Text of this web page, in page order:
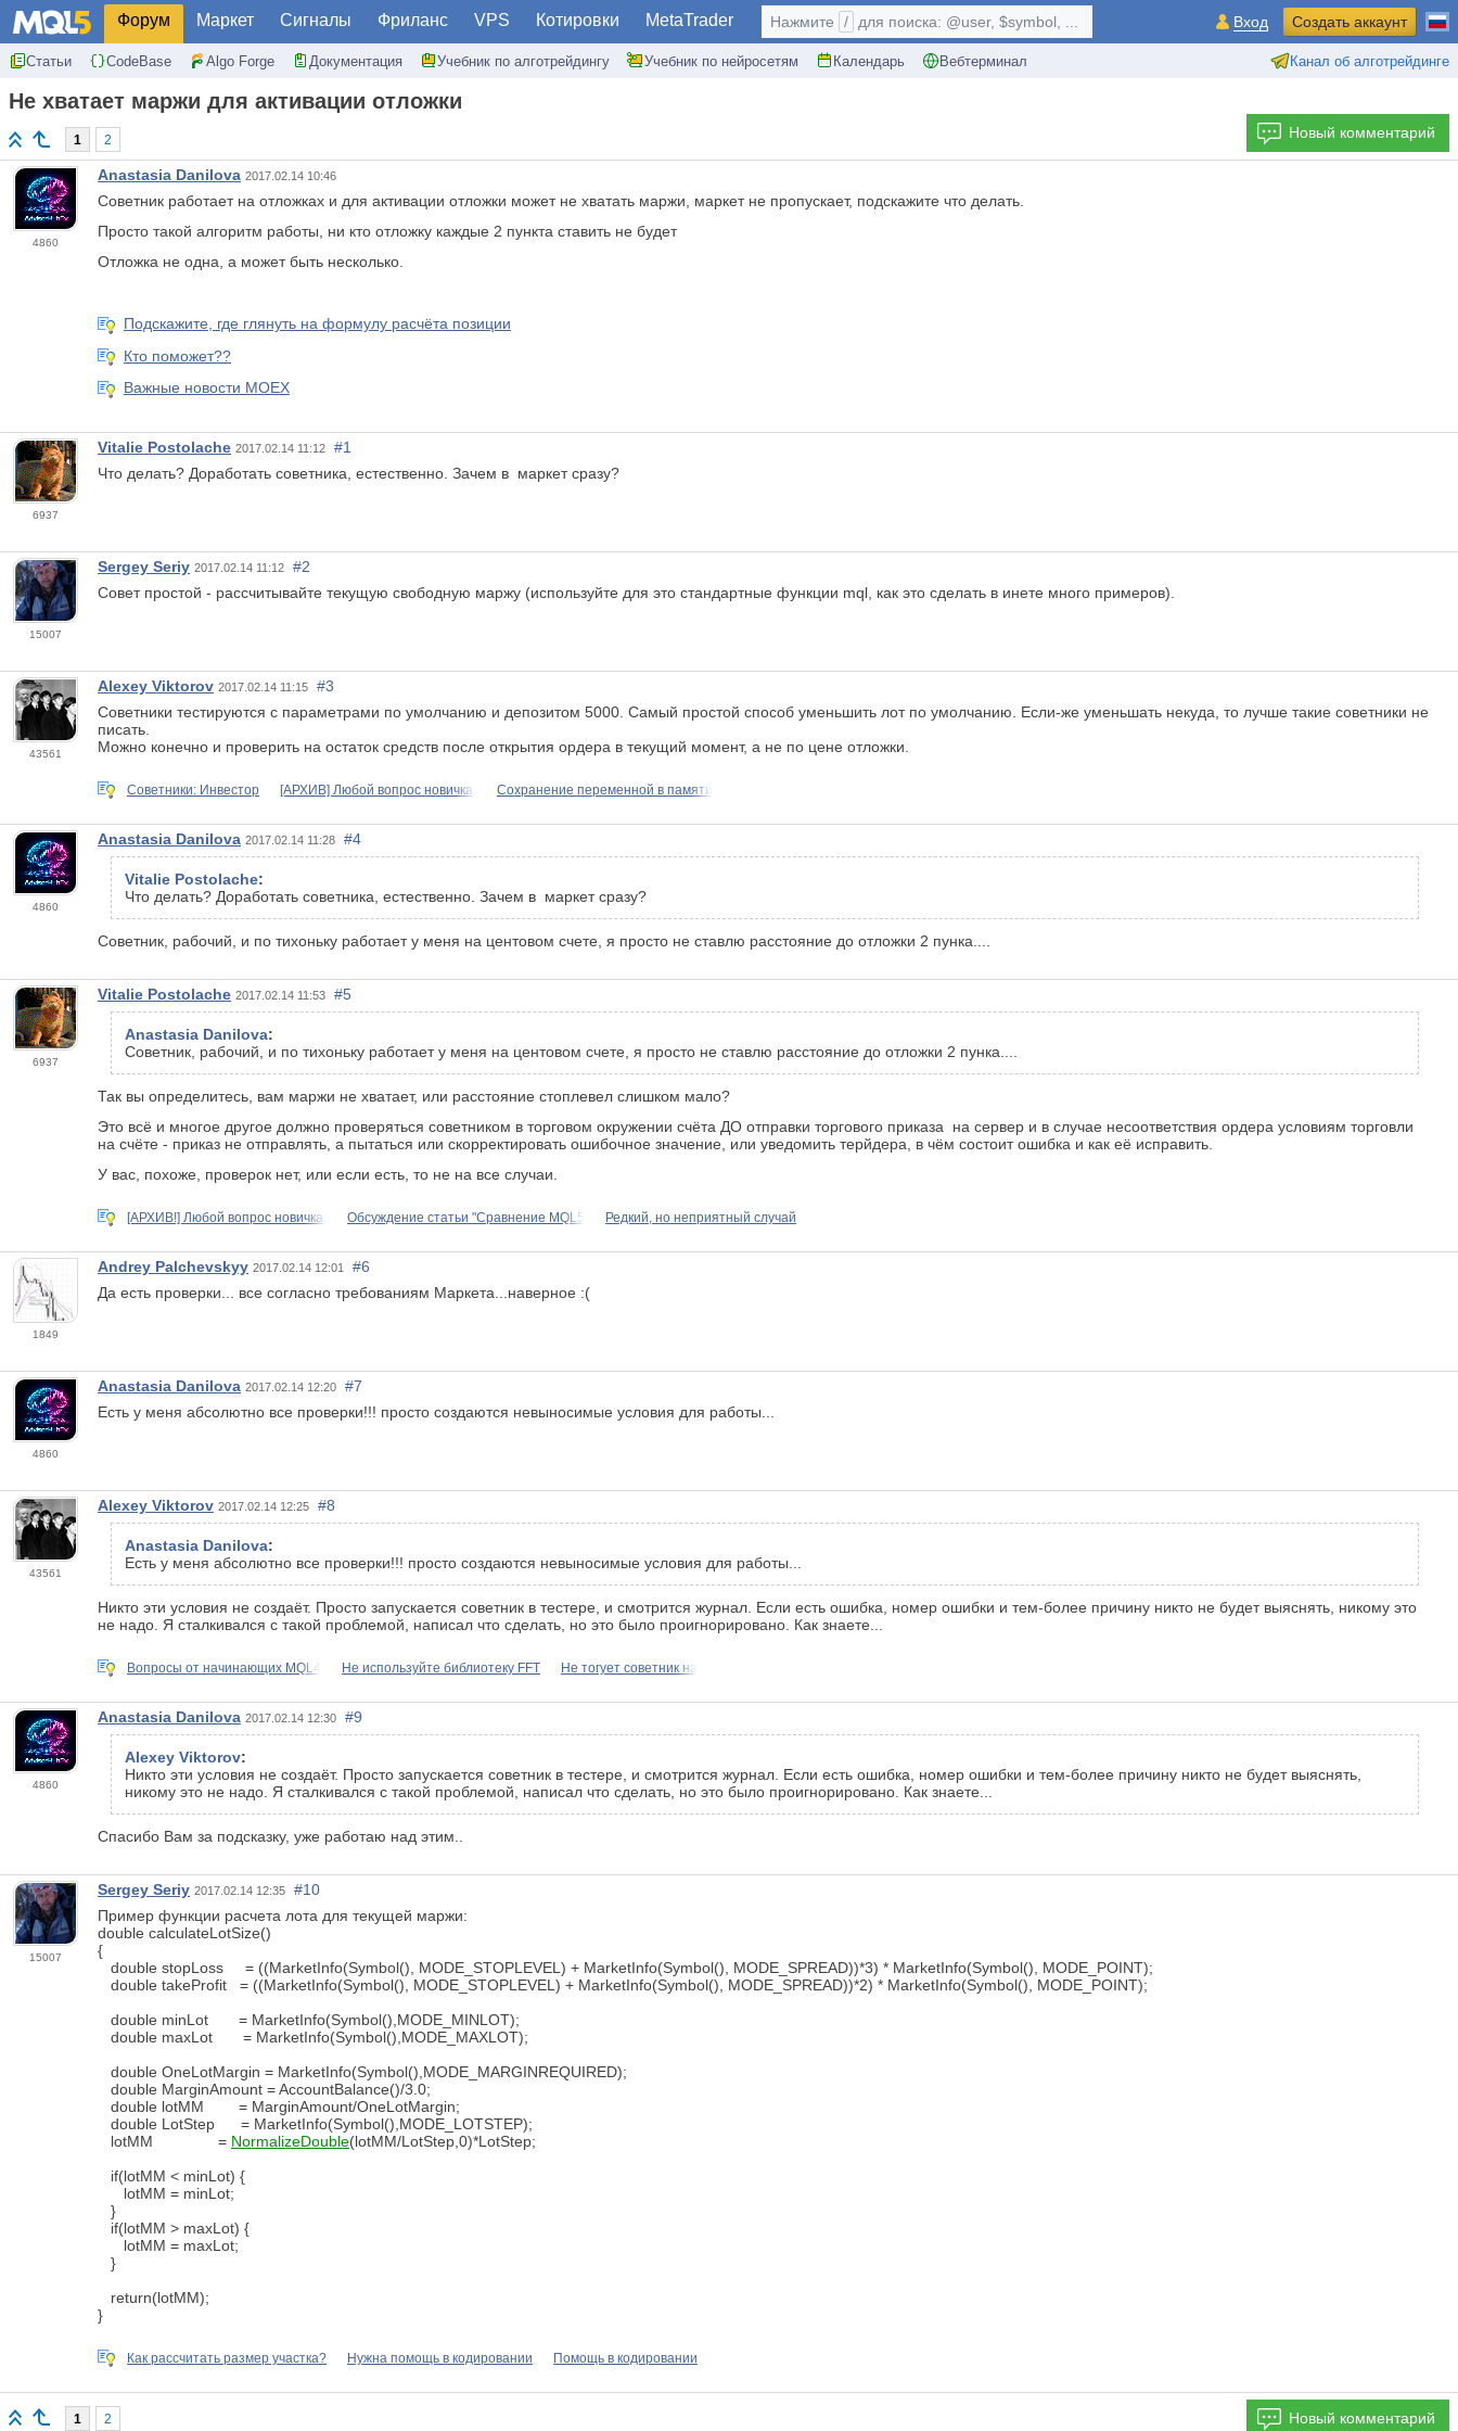
Форум Маркет Сигналы Фриланс VPS Котировки MetaTrader
Статьи CodeBase Algo Forge Документация Учебник по алготрейдингу Учебник по нейросетям Календарь Вебтерминал Канал об алготрейдинге
Нажмите / для поиска: @user, $symbol, ... Вход Создать аккаунт
Не хватает маржи для активации отложки
1 2 Новый комментарий
4860
Anastasia Danilova 2017.02.14 10:46
Советник работает на отложках и для активации отложки может не хватать маржи, маркет не пропускает, подскажите что делать.
Просто такой алгоритм работы, ни кто отложку каждые 2 пункта ставить не будет
Отложка не одна, а может быть несколько.
Подскажите, где глянуть на формулу расчёта позиции
Кто поможет??
Важные новости MOEX
6937
Vitalie Postolache 2017.02.14 11:12
#1
Что делать? Доработать советника, естественно. Зачем в маркет сразу?
15007
Sergey Seriy 2017.02.14 11:12
#2
Совет простой - рассчитывайте текущую свободную маржу (используйте для это стандартные функции mql, как это сделать в инете много примеров).
43561
Alexey Viktorov 2017.02.14 11:15
#3
Советники тестируются с параметрами по умолчанию и депозитом 5000. Самый простой способ уменьшить лот по умолчанию. Если-же уменьшать некуда, то лучше такие советники не
писать.
Можно конечно и проверить на остаток средств после открытия ордера в текущий момент, а не по цене отложки.
Советники: Инвестор [АРХИВ] Любой вопрос новичка, Сохранение переменной в памяти
4860
Anastasia Danilova 2017.02.14 11:28 #4
Vitalie Postolache:
Что делать? Доработать советника, естественно. Зачем в маркет сразу?
Советник, рабочий, и по тихоньку работает у меня на центовом счете, я просто не ставлю расстояние до отложки 2 пунка....
6937
Vitalie Postolache 2017.02.14 11:53 #5
Anastasia Danilova:
Советник, рабочий, и по тихоньку работает у меня на центовом счете, я просто не ставлю расстояние до отложки 2 пунка....
Так вы определитесь, вам маржи не хватает, или расстояние стоплевел слишком мало?
Это всё и многое другое должно проверяться советником в торговом окружении счёта ДО отправки торгового приказа на сервер и в случае несоответствия ордера условиям торговли
на счёте - приказ не отправлять, а пытаться или скорректировать ошибочное значение, или уведомить терйдера, в чём состоит ошибка и как её исправить.
У вас, похоже, проверок нет, или если есть, то не на все случаи.
[АРХИВ!] Любой вопрос новичка, Обсуждение статьи "Сравнение MQL5 Редкий, но неприятный случай
1849
Andrey Palchevskyy 2017.02.14 12:01
#6
Да есть проверки... все согласно требованиям Маркета...наверное :(
4860
Anastasia Danilova 2017.02.14 12:20
#7
Есть у меня абсолютно все проверки!!! просто создаются невыносимые условия для работы...
43561
Alexey Viktorov 2017.02.14 12:25 #8
Anastasia Danilova:
Есть у меня абсолютно все проверки!!! просто создаются невыносимые условия для работы...
Никто эти условия не создаёт. Просто запускается советник в тестере, и смотрится журнал. Если есть ошибка, номер ошибки и тем-более причину никто не будет выяснять, никому это
не надо. Я сталкивался с такой проблемой, написал что сделать, но это было проигнорировано. Как знаете...
Вопросы от начинающих MQL4 Не используйте библиотеку FFT Не тогует советник на
4860
Anastasia Danilova 2017.02.14 12:30 #9
Alexey Viktorov:
Никто эти условия не создаёт. Просто запускается советник в тестере, и смотрится журнал. Если есть ошибка, номер ошибки и тем-более причину никто не будет выяснять,
никому это не надо. Я сталкивался с такой проблемой, написал что сделать, но это было проигнорировано. Как знаете...
Спасибо Вам за подсказку, уже работаю над этим..
15007
Sergey Seriy 2017.02.14 12:35
#10
Пример функции расчета лота для текущей маржи:
double calculateLotSize()
{
double stopLoss = ((MarketInfo(Symbol(), MODE_STOPLEVEL) + MarketInfo(Symbol(), MODE_SPREAD))*3) * MarketInfo(Symbol(), MODE_POINT);
double takeProfit = ((MarketInfo(Symbol(), MODE_STOPLEVEL) + MarketInfo(Symbol(), MODE_SPREAD))*2) * MarketInfo(Symbol(), MODE_POINT);
double minLot = MarketInfo(Symbol(),MODE_MINLOT);
double maxLot = MarketInfo(Symbol(),MODE_MAXLOT);
double OneLotMargin = MarketInfo(Symbol(),MODE_MARGINREQUIRED);
double MarginAmount = AccountBalance()/3.0;
double lotMM = MarginAmount/OneLotMargin;
double LotStep = MarketInfo(Symbol(),MODE_LOTSTEP);
lotMM = NormalizeDouble(lotMM/LotStep,0)*LotStep;
if(lotMM < minLot) {
lotMM = minLot;
}
if(lotMM > maxLot) {
lotMM = maxLot;
}
return(lotMM);
}
Как рассчитать размер участка? Нужна помощь в кодировании Помощь в кодировании
1 2 Новый комментарий